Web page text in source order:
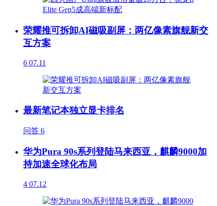
荣耀推可拆卸AI磁吸副屏：两亿像素旗舰新交
互方案
6 07.11
最新笔记本独立显卡排名
问答 6
华为Pura 90s系列登陆马来西亚，麒麟9000加
持加速全球化布局
4 07.12